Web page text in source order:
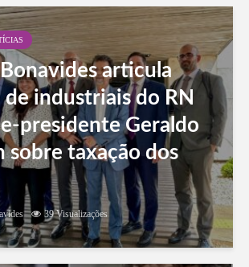
articula
industriais do RN
presidente Geraldo
sobre taxação dos
39 Visualizações